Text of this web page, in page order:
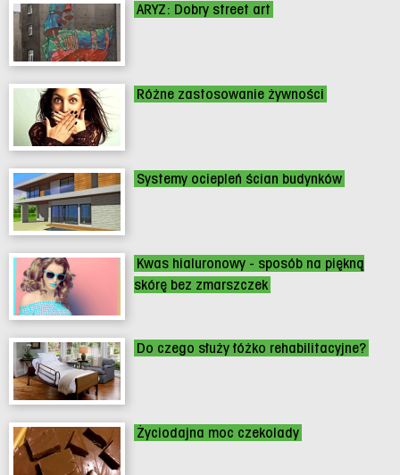
ARYZ: Dobry street art
Różne zastosowanie żywności
Systemy ociepleń ścian budynków
Kwas hialuronowy - sposób na piękną
skórę bez zmarszczek
Do czego służy łóżko rehabilitacyjne?
Życiodajna moc czekolady